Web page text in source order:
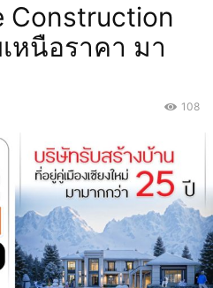
Construction
หนือราคา มา
108